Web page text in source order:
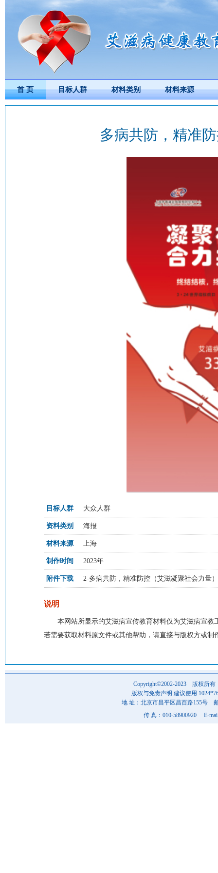
首 页 目标人群 材料类别 材料来源
多病共防，精准
目标人群 大众人群
资料类别 海报
材料来源 上海
制作时间 2023年
附件下载 2-多病共防，精准防控（艾滋凝聚社会力量
说明
本网站所显示的艾滋病宣传教育材料仅为艾滋病宣
若需要获取材料原文件或其他帮助，请直接与版权方或制
Copyright©2002-2023 版权所有
版权与免责声明 建议使用
地 址：北京市昌平区昌百路155号
传 真：010-58900920 E-